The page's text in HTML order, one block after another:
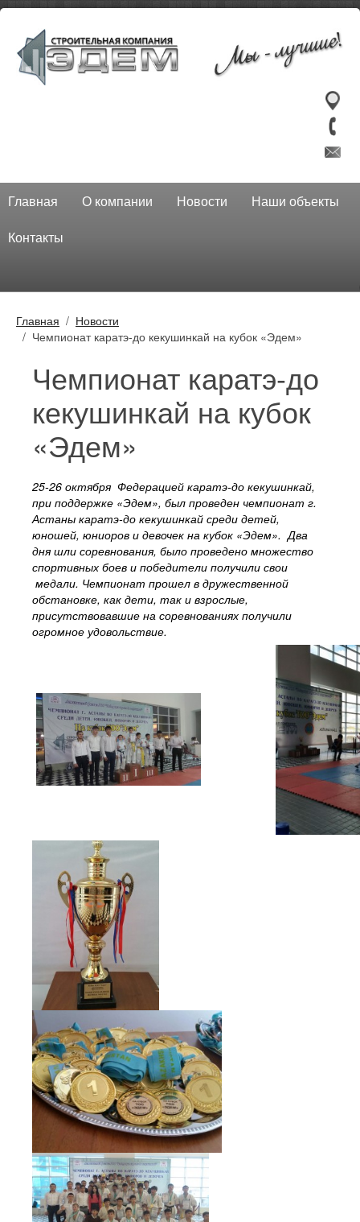
Главная О компании Новости
Наши объекты
Контакты
Главная
Новости
Чемпионат каратэ-до кекушинкай на кубок «Эдем»
Чемпионат каратэ-до
кекушинкай на кубок
«Эдем»
25-26 октября Федерацией каратэ-до кекушинкай,
при поддержке «Эдем», был проведен чемпионат г.
Астаны каратэ-до кекушинкай среди детей,
юношей, юниоров и девочек на кубок «Эдем». Два
дня шли соревнования, было проведено множество
спортивных боев и победители получили свои
медали. Чемпионат прошел в дружественной
обстановке, как дети, так и взрослые,
присутствовавшие на соревнованиях получили
огромное удовольствие.